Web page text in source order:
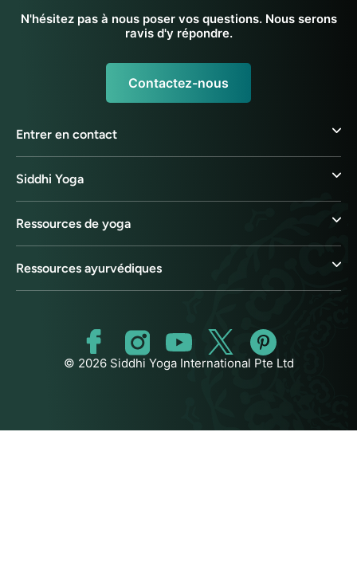
N'hésitez pas à nous poser vos questions. Nous serons
ravis d'y répondre.
Contactez-nous
Entrer en contact
Siddhi Yoga
Ressources de yoga
Ressources ayurvédiques
© 2026 Siddhi Yoga International Pte Ltd